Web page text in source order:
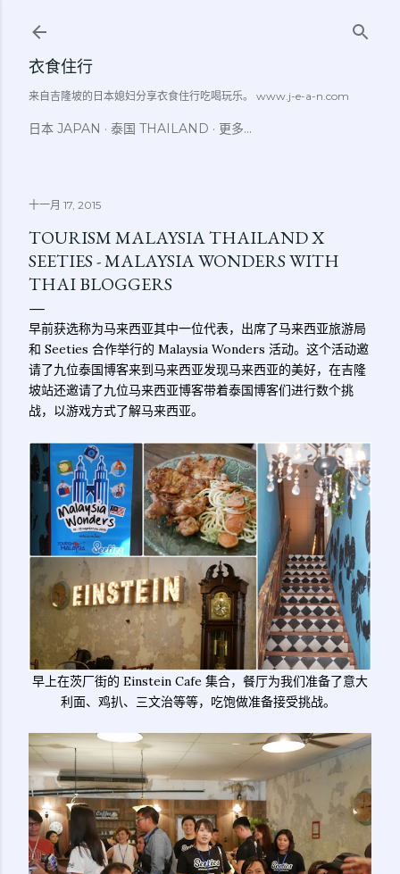
衣食住行
来自吉隆坡的日本媳妇分享衣食住行吃喝玩乐。 www.j-e-a-n.com
日本 JAPAN 泰国 THAILAND 更多…
十一月 17, 2015
TOURISM MALAYSIA THAILAND X
SEETIES - MALAYSIA WONDERS WITH
THAI BLOGGERS
早前获选称为马来西亚其中一位代表，出席了马来西亚旅游局
和 Seeties 合作举行的 Malaysia Wonders 活动。这个活动邀
请了九位泰国博客来到马来西亚发现马来西亚的美好，在吉隆
坡站还邀请了九位马来西亚博客带着泰国博客们进行数个挑
战，以游戏方式了解马来西亚。
早上在茨厂街的 Einstein Cafe 集合，餐厅为我们准备了意大
利面、鸡扒、三文治等等，吃饱做准备接受挑战。